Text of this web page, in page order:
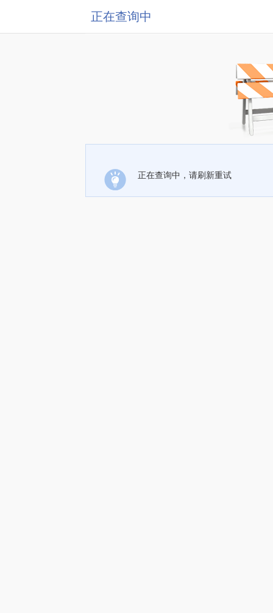
正在查询中
正在查询中，请刷新重试